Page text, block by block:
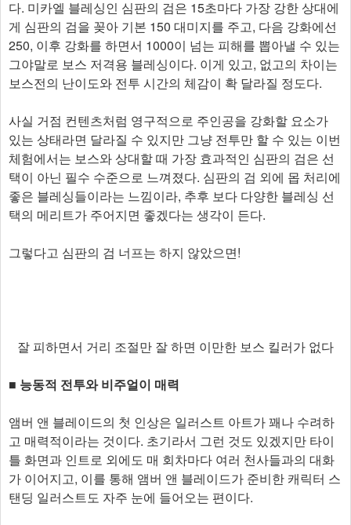
다. 미카엘 블레싱인 심판의 검은 15초마다 가장 강한 상대에
게 심판의 검을 꽂아 기본 150 대미지를 주고, 다음 강화에선
250, 이후 강화를 하면서 1000이 넘는 피해를 뽑아낼 수 있는
그야말로 보스 저격용 블레싱이다. 이게 있고, 없고의 차이는
보스전의 난이도와 전투 시간의 체감이 확 달라질 정도다.
사실 거점 컨텐츠처럼 영구적으로 주인공을 강화할 요소가
있는 상태라면 달라질 수 있지만 그냥 전투만 할 수 있는 이번
체험에서는 보스와 상대할 때 가장 효과적인 심판의 검은 선
택이 아닌 필수 수준으로 느껴졌다. 심판의 검 외에 몹 처리에
좋은 블레싱들이라는 느낌이라, 추후 보다 다양한 블레싱 선
택의 메리트가 주어지면 좋겠다는 생각이 든다.
그렇다고 심판의 검 너프는 하지 않았으면!
잘 피하면서 거리 조절만 잘 하면 이만한 보스 킬러가 없다
■ 능동적 전투와 비주얼이 매력
앰버 앤 블레이드의 첫 인상은 일러스트 아트가 꽤나 수려하
고 매력적이라는 것이다. 초기라서 그런 것도 있겠지만 타이
틀 화면과 인트로 외에도 매 회차마다 여러 천사들과의 대화
가 이어지고, 이를 통해 앰버 앤 블레이드가 준비한 캐릭터 스
탠딩 일러스트도 자주 눈에 들어오는 편이다.